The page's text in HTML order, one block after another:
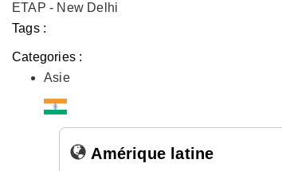
ETAP - New Delhi
Tags :
Categories :
Asie
Amérique latine